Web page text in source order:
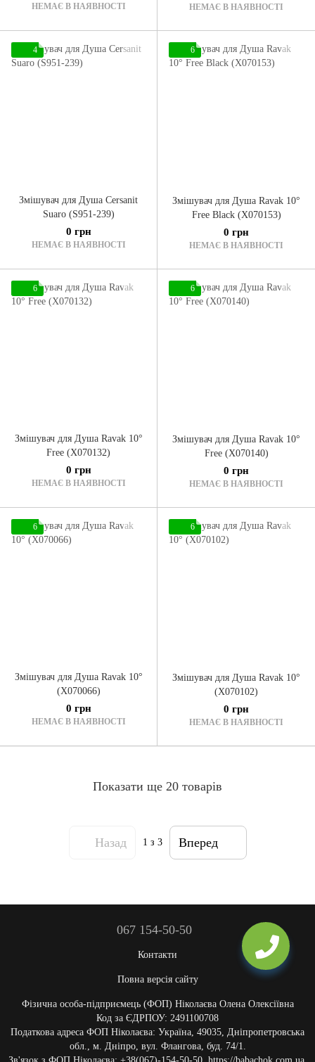
НЕМАЄ В НАЯВНОСТІ НЕМАЄ В НАЯВНОСТІ
4
Змішувач для Душа Cersanit
Suaro (S951-239)
0 грн
НЕМАЄ В НАЯВНОСТІ
6
Змішувач для Душа Ravak 10°
Free Black (X070153)
0 грн
НЕМАЄ В НАЯВНОСТІ
6
Змішувач для Душа Ravak 10°
Free (X070132)
0 грн
НЕМАЄ В НАЯВНОСТІ
6
Змішувач для Душа Ravak 10°
Free (X070140)
0 грн
НЕМАЄ В НАЯВНОСТІ
6
Змішувач для Душа Ravak 10°
(X070066)
0 грн
НЕМАЄ В НАЯВНОСТІ
6
Змішувач для Душа Ravak 10°
(X070102)
0 грн
НЕМАЄ В НАЯВНОСТІ
Показати ще 20 товарів
Назад 1 з 3 Вперед
067 154-50-50
Контакти
Повна версія сайту
Фізична особа-підприємець (ФОП) Ніколаєва Олена Олексіївна
Код за ЄДРПОУ: 2491100708
Податкова адреса ФОП Ніколаєва: Україна, 49035, Дніпропетровська
обл., м. Дніпро, вул. Флангова, буд. 74/1.